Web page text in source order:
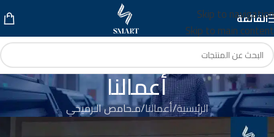
Skip to navigation
Skip to main content
القائمة
أعمالنا
الرئيسية أعمالنا مـحامص الـرميحي